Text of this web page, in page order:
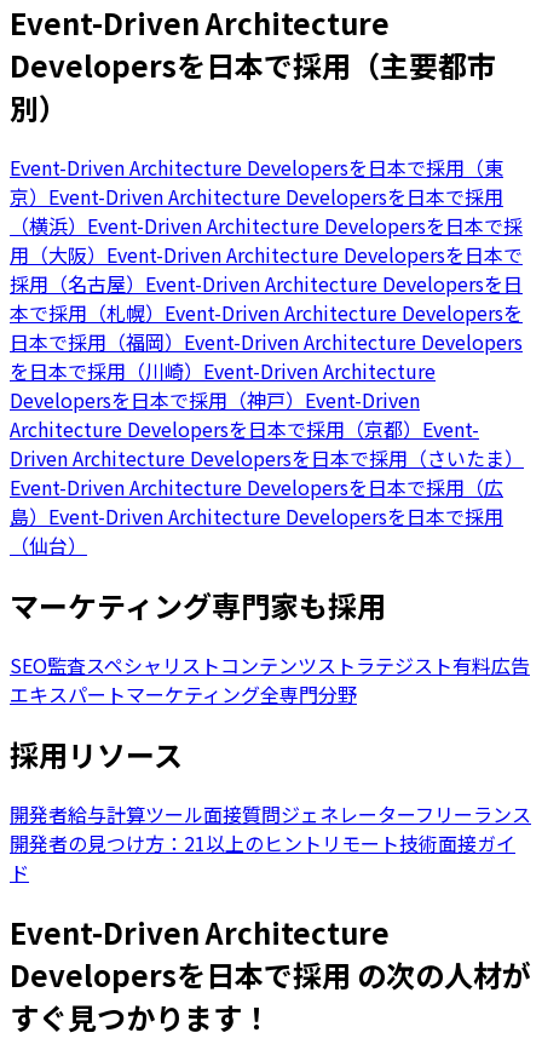
Event-Driven Architecture
Developersを日本で採用（主要都市
別）
Event-Driven Architecture Developersを日本で採用（東
京） Event-Driven Architecture Developersを日本で採用
（横浜） Event-Driven Architecture Developersを日本で採
用（大阪） Event-Driven Architecture Developersを日本で
採用（名古屋） Event-Driven Architecture Developersを日
本で採用（札幌） Event-Driven Architecture Developersを
日本で採用（福岡） Event-Driven Architecture Developers
を日本で採用（川崎） Event-Driven Architecture
Developersを日本で採用（神戸） Event-Driven
Architecture Developersを日本で採用（京都） Event-
Driven Architecture Developersを日本で採用（さいたま）
Event-Driven Architecture Developersを日本で採用（広
島） Event-Driven Architecture Developersを日本で採用
（仙台）
マーケティング専門家も採用
SEO監査スペシャリストコンテンツストラテジスト有料広告
エキスパートマーケティング全専門分野
採用リソース
開発者給与計算ツール面接質問ジェネレーターフリーランス
開発者の見つけ方：21以上のヒント リモート技術面接ガイ
ド
Event-Driven Architecture
Developersを日本で採用 の次の人材が
すぐ見つかります！